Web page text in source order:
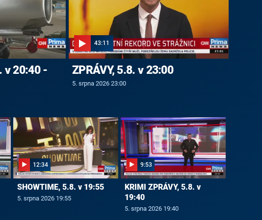
v 20:40 -
43:11
ZPRÁVY, 5.8. v 23:00
5. srpna 2026 23:00
12:34
SHOWTIME, 5.8. v 19:55
5. srpna 2026 19:55
9:53
KRIMI ZPRÁVY, 5.8. v
19:40
5. srpna 2026 19:40